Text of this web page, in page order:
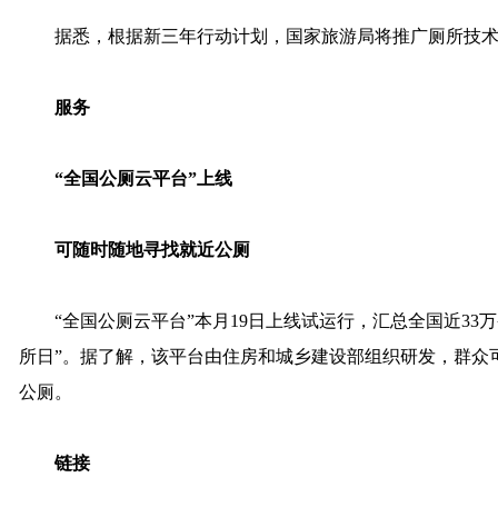
据悉，根据新三年行动计划，国家旅游局将推广厕所技
服务
“全国公厕云平台”上线
可随时随地寻找就近公厕
“全国公厕云平台”本月19日上线试运行，汇总全国近33
所日”。据了解，该平台由住房和城乡建设部组织研发，群
公厕。
链接